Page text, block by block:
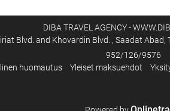
À la carte -ravintola
Baari
Internet
DIBA TRAVEL AGENCY -
Blvd. and Khovardin Blvd. , Saadat Abad,
952/126/9576
huomautus
Yleiset maksuehdot